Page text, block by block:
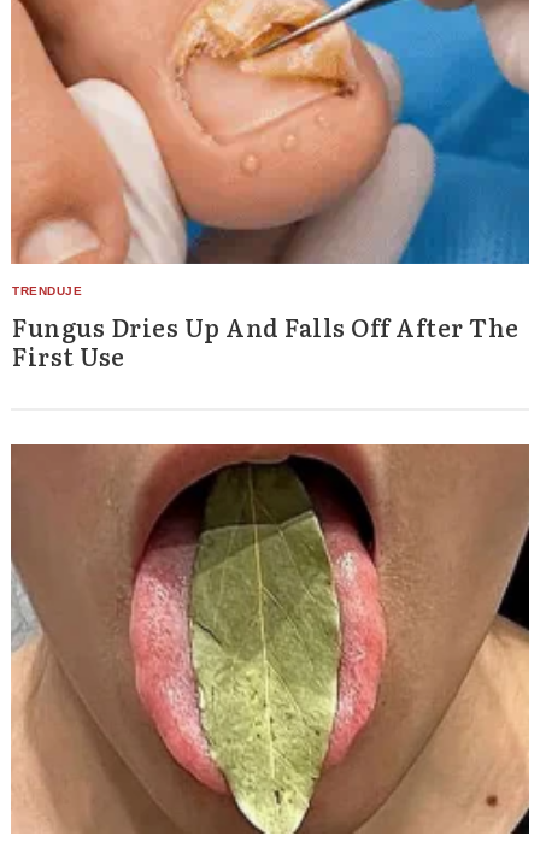
Fungus Dries Up And Falls Off After The
First Use